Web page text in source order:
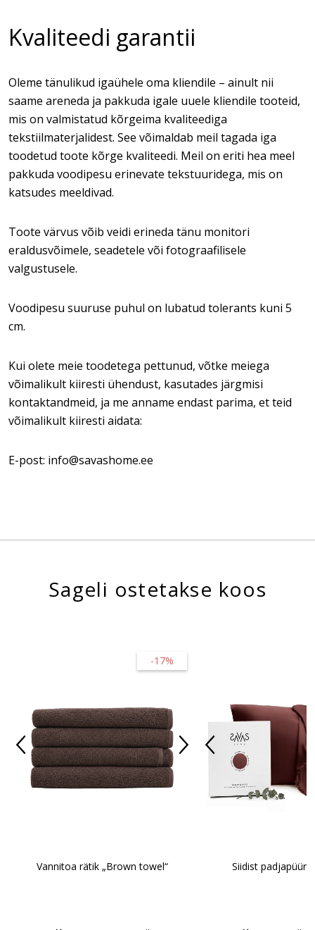
Kvaliteedi garantii
Oleme tänulikud igaühele oma kliendile – ainult nii
saame areneda ja pakkuda igale uuele kliendile tooteid,
mis on valmistatud kõrgeima kvaliteediga
tekstiilmaterjalidest. See võimaldab meil tagada iga
toodetud toote kõrge kvaliteedi. Meil on eriti hea meel
pakkuda voodipesu erinevate tekstuuridega, mis on
katsudes meeldivad.
Toote värvus võib veidi erineda tänu monitori
eraldusvõimele, seadetele või fotograafilisele
valgustusele.
Voodipesu suuruse puhul on lubatud tolerants kuni 5
cm.
Kui olete meie toodetega pettunud, võtke meiega
võimalikult kiiresti ühendust, kasutades järgmisi
kontaktandmeid, ja me anname endast parima, et teid
võimalikult kiiresti aidata:
E-post: info@savashome.ee
Sageli ostetakse koos
-17%
Vannitoa rätik „Brown towel“ Siidist padjapüür